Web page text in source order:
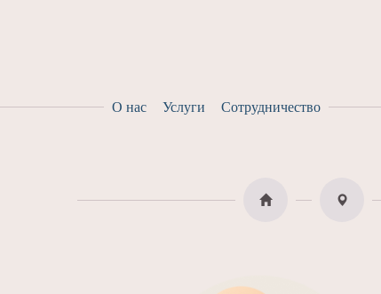
О нас Услуги Сотрудничество